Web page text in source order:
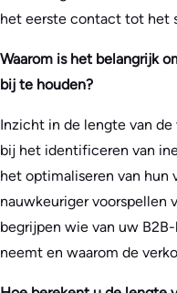
het eerste contact tot het
Waarom is het belangrijk
bij te houden?
Inzicht in de lengte van
bij het identificeren van
het optimaliseren van hun
nauwkeuriger voorspellen
begrijpen wie van uw
neemt en waarom de